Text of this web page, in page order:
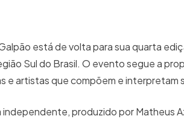
está de volta para sua quarta
Sul do Brasil. O evento segue a
e artistas que compõem e interpretam
independente, produzido por Matheus